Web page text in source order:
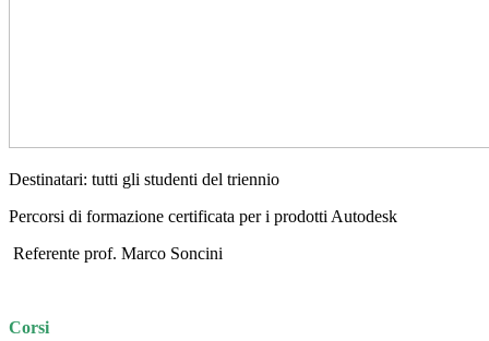
Destinatari: tutti gli studenti del triennio
Percorsi di formazione certificata per i prodotti Autodesk
Referente prof. Marco Soncini
Corsi